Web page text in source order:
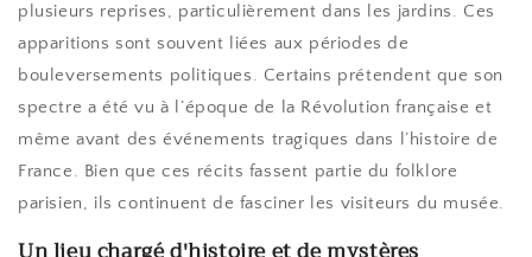
plusieurs reprises, particulièrement dans les jardins. Ces
apparitions sont souvent liées aux périodes de
bouleversements politiques. Certains prétendent que son
spectre a été vu à l’époque de la Révolution française et
même avant des événements tragiques dans l’histoire de
France. Bien que ces récits fassent partie du folklore
parisien, ils continuent de fasciner les visiteurs du musée.